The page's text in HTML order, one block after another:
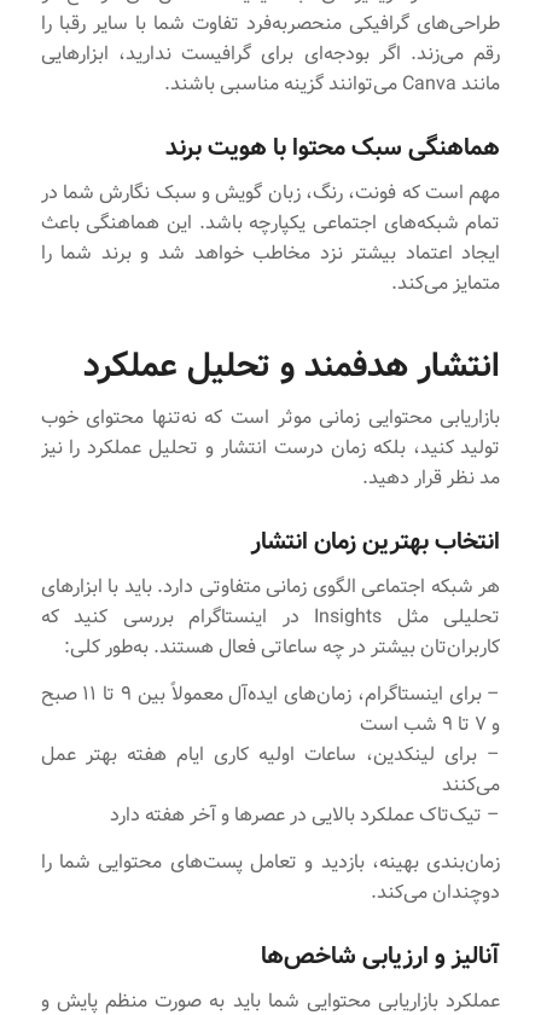
طراحی‌های گرافیکی منحصر‌به‌فرد تفاوت شما با سایر رقبا را
رقم می‌زند. اگر بودجه‌ای برای گرافیست ندارید، ابزارهایی
مانند Canva می‌توانند گزینه مناسبی باشند.
هماهنگی سبک محتوا با هویت برند
مهم است که فونت، رنگ، زبان گویش و سبک نگارش شما در
تمام شبکه‌های اجتماعی یکپارچه باشد. این هماهنگی باعث
ایجاد اعتماد بیشتر نزد مخاطب خواهد شد و برند شما را
متمایز می‌کند.
انتشار هدفمند و تحلیل عملکرد
بازاریابی محتوایی زمانی موثر است که نه‌تنها محتوای خوب
تولید کنید، بلکه زمان درست انتشار و تحلیل عملکرد را نیز
مد نظر قرار دهید.
انتخاب بهترین زمان انتشار
هر شبکه اجتماعی الگوی زمانی متفاوتی دارد. باید با ابزارهای
تحلیلی مثل Insights در اینستاگرام بررسی کنید که
کاربران‌تان بیشتر در چه ساعاتی فعال هستند. به‌طور کلی:
– برای اینستاگرام، زمان‌های ایده‌آل معمولاً بین ۹ تا ۱۱ صبح
و ۷ تا ۹ شب است
– برای لینکدین، ساعات اولیه کاری ایام هفته بهتر عمل
می‌کنند
– تیک‌تاک عملکرد بالایی در عصرها و آخر هفته دارد
زمان‌بندی بهینه، بازدید و تعامل پست‌های محتوایی شما را
دوچندان می‌کند.
آنالیز و ارزیابی شاخص‌ها
عملکرد بازاریابی محتوایی شما باید به صورت منظم پایش و